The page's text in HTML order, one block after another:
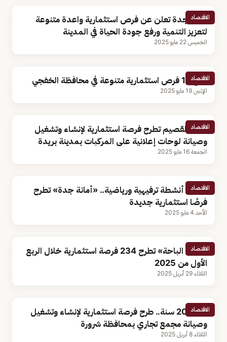
الاقتصاد
أمانة جدة تعلن عن فرص استثمارية واعدة متنوعة
لتعزيز التنمية ورفع جودة الحياة في المدينة
الخميس 22 مايو 2025
الاقتصاد
طرح 10 فرص استثمارية متنوعة في محافظة الخفجي
الإثنين 19 مايو 2025
الاقتصاد
أمانة القصيم تطرح فرصة استثمارية لإنشاء وتشغيل
وصيانة لوحات إعلانية على المركبات بمدينة بريدة
الجمعة 16 مايو 2025
الاقتصاد
تشمل أنشطة ترفيهية ورياضية.. «أمانة جدة» تطرح
فرصًا استثمارية جديدة
الأحد 4 مايو 2025
الاقتصاد
«أمانة الباحة» تطرح 234 فرصة استثمارية خلال الربع
الأول من 2025
الثلاثاء 29 أبريل 2025
الاقتصاد
لمدة 20 سنة.. طرح فرصة استثمارية لإنشاء وتشغيل
وصيانة مجمع تجاري بمحافظة شرورة
الثلاثاء 8 أبريل 2025